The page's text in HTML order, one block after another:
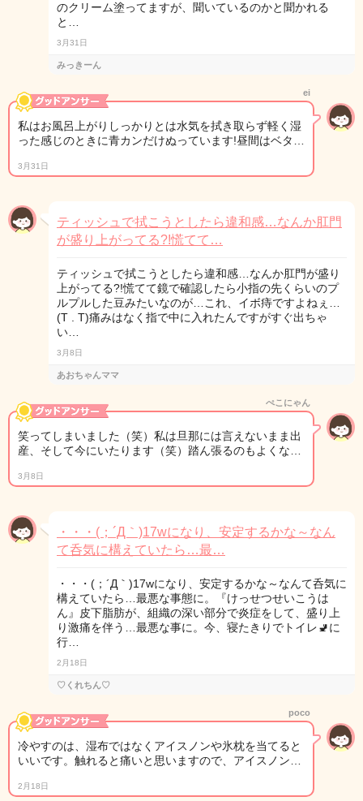
のクリーム塗ってますが、聞いているのかと聞かれる
と…
3月31日
みっきーん
ei
私はお風呂上がりしっかりとは水気を拭き取らず軽く湿
った感じのときに青カンだけぬっています!昼間はベタ…
3月31日
ティッシュで拭こうとしたら違和感…なんか肛門
が盛り上がってる?!慌てて…
ティッシュで拭こうとしたら違和感…なんか肛門が盛り
上がってる?!慌てて鏡で確認したら小指の先くらいのプ
ルプルした豆みたいなのが…これ、イボ痔ですよねぇ…
(T . T)痛みはなく指で中に入れたんですがすぐ出ちゃ
い…
3月8日
あおちゃんママ
ぺこにゃん
笑ってしまいました（笑）私は旦那には言えないまま出
産、そして今にいたります（笑）踏ん張るのもよくな…
3月8日
・・・(；´Д｀)17wになり、安定するかな～なん
て呑気に構えていたら…最…
・・・(；´Д｀)17wになり、安定するかな～なんて呑気に
構えていたら…最悪な事態に。『けっせつせいこうは
ん』皮下脂肪が、組織の深い部分で炎症をして、盛り上
り激痛を伴う…最悪な事に。今、寝たきりでトイレ🚽に
行…
2月18日
♡くれちん♡
poco
冷やすのは、湿布ではなくアイスノンや氷枕を当てると
いいです。触れると痛いと思いますので、アイスノン…
2月18日